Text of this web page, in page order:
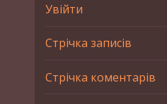
Увійти
Стрічка записів
Стрічка коментарів